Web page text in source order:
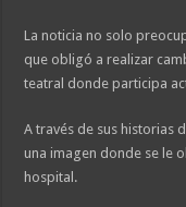
La noticia no solo
que obligó a realizar
teatral donde participa
A través de sus historias
una imagen donde se le
hospital.